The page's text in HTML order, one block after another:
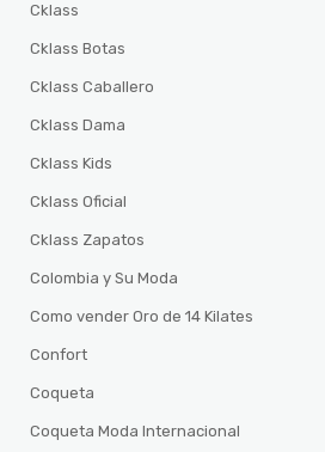
Cklass
Cklass Botas
Cklass Caballero
Cklass Dama
Cklass Kids
Cklass Oficial
Cklass Zapatos
Colombia y Su Moda
Como vender Oro de 14 Kilates
Confort
Coqueta
Coqueta Moda Internacional